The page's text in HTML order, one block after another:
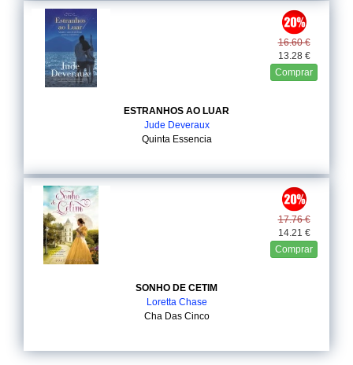
16.60 €
13.28 €
Comprar
ESTRANHOS AO LUAR
Jude Deveraux
Quinta Essencia
17.76 €
14.21 €
Comprar
SONHO DE CETIM
Loretta Chase
Cha Das Cinco